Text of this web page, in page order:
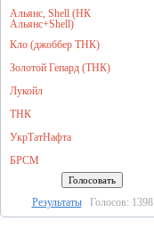
Альянс, Shell (НК
Альянс+Shell)
Кло (джоббер ТНК)
Золотой Гепард (ТНК)
Лукойл
ТНК
УкрТатНафта
БРСМ
РезультатыГолосов: 1398